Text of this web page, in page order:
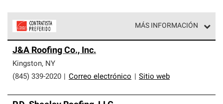
MÁS INFORMACIÓN
parte de una red exclusiva de profesionales de techos
que cumplen con altos estándares y requisitos estrictos
de profesionalismo y confiabilidad.
J&A Roofing Co., Inc.
Kingston, NY
(845) 339-2020
Correo electrónico Sitio web